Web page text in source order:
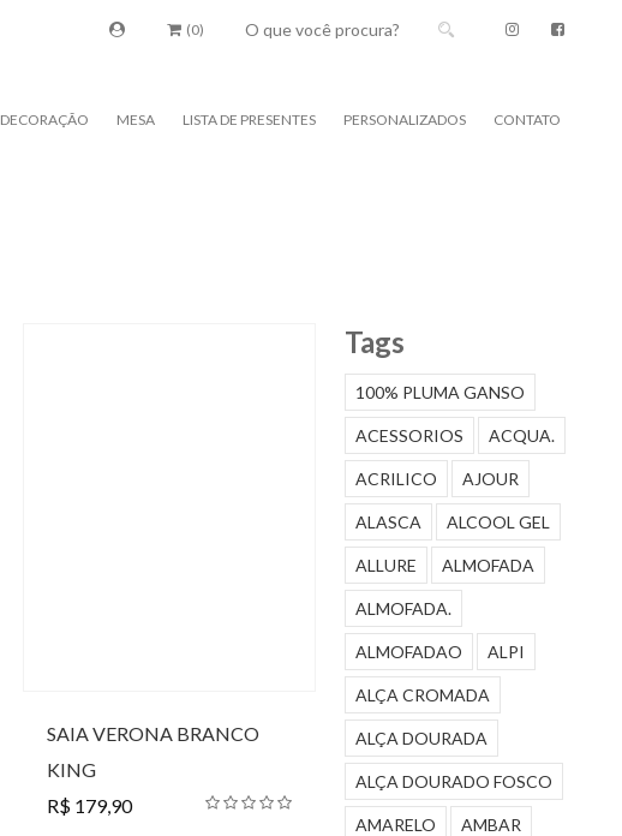
(0)
DECORAÇÃO MESA LISTA DE PRESENTES PERSONALIZADOS CONTATO
SAIA VERONA BRANCO
KING
R$ 179,90
Tags
100% PLUMA GANSO
ACESSORIOS ACQUA.
ACRILICO AJOUR
ALASCA ALCOOL GEL
ALLURE ALMOFADA
ALMOFADA.
ALMOFADAO ALPI
ALÇA CROMADA
ALÇA DOURADA
ALÇA DOURADO FOSCO
AMARELO AMBAR